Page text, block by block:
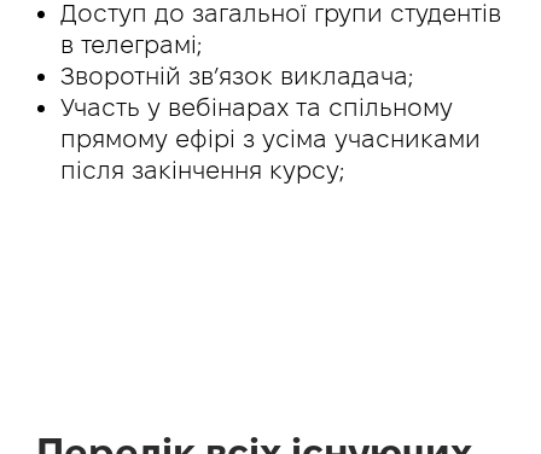
Доступ до загальної групи студентів
в телеграмі;
Зворотній зв’язок викладача;
Участь у вебінарах та спільному
прямому ефірі з усіма учасниками
після закінчення курсу;